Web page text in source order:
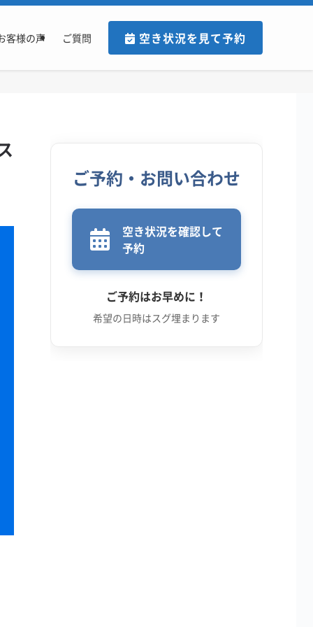
客様の声 ご質問 空き状況を見て予約
ご予約・お問い合わせ
空き状況を確認して
予約
ご予約はお早めに！
希望の日時はスグ埋まります